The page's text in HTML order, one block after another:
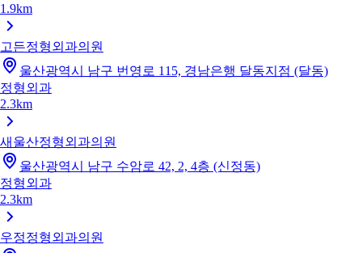
1.9km
고든정형외과의원
울산광역시 남구 번영로 115, 경남은행 달동지점 (달동)
정형외과
2.3km
새울산정형외과의원
울산광역시 남구 수암로 42, 2, 4층 (신정동)
정형외과
2.3km
우정정형외과의원